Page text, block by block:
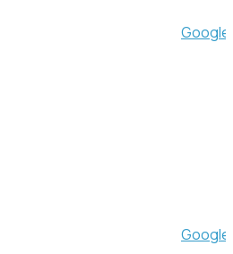
Google
Google